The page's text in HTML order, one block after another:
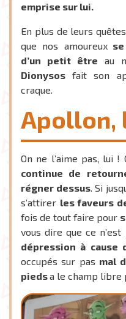
emprise sur lui.
En plus de leurs
que nos amoureuxse
d’un petit être au
Dionysos fait son
craque.
On ne l’aime pas, lui !
continue de
régner dessus. Si
s’attirer les faveurs
fois de tout faire pour
vous dire que ce n’est
dépression à cause
occupés sur pas mal
piedsa le champ libre